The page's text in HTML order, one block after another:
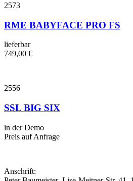
2573
RME BABYFACE PRO FS
lieferbar
749,00 €
2556
SSL BIG SIX
in der Demo
Preis auf Anfrage
Anschrift: